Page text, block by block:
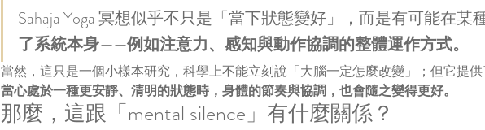
Sahaja Yoga 冥想似乎不只是「當下狀態變好」，而是有可能在某
了系統本身——例如注意力、感知與動作協調的整體運作方式。
當然，這只是一個小樣本研究，科學上不能立刻說「大腦一定怎麼改變」；但它提供
當心處於一種更安靜、清明的狀態時，身體的節奏與協調，也會隨之變得更好。
那麼，這跟「mental silence」有什麼關係？